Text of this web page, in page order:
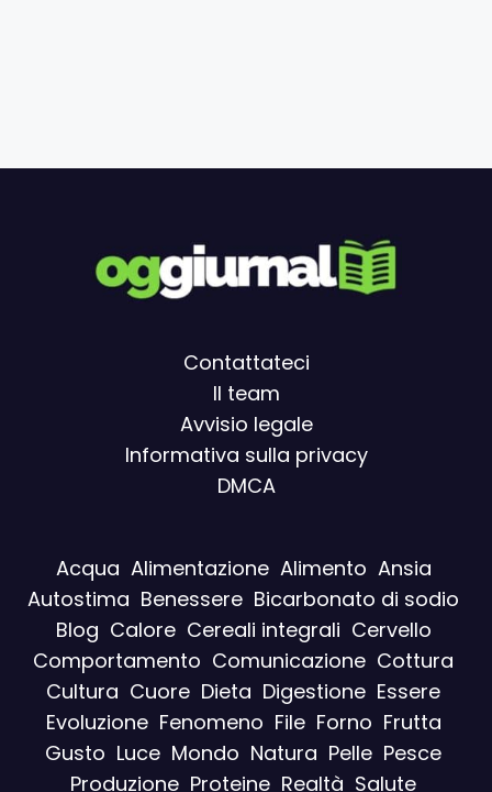
Contattateci
Il team
Avvisio legale
Informativa sulla privacy
DMCA
Acqua Alimentazione Alimento Ansia
Autostima Benessere Bicarbonato di sodio
Blog Calore Cereali integrali Cervello
Comportamento Comunicazione Cottura
Cultura Cuore Dieta Digestione Essere
Evoluzione Fenomeno File Forno Frutta
Gusto Luce Mondo Natura Pelle Pesce
Produzione Proteine Realtà Salute